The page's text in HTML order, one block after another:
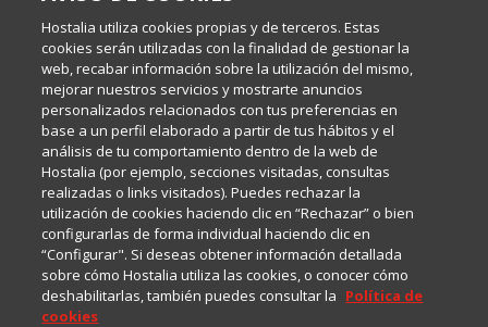
Internet y Tecnología.
Política de privacidad
Política de cookies
Aviso legal
Hostalia utiliza cookies propias y de terceros. Estas
cookies serán utilizadas con la finalidad de gestionar la
web, recabar información sobre la utilización del mismo,
mejorar nuestros servicios y mostrarte anuncios
personalizados relacionados con tus preferencias en
base a un perfil elaborado a partir de tus hábitos y el
análisis de tu comportamiento dentro de la web de
Hostalia (por ejemplo, secciones visitadas, consultas
realizadas o links visitados). Puedes rechazar la
utilización de cookies haciendo clic en “Rechazar” o bien
configurarlas de forma individual haciendo clic en
“Configurar". Si deseas obtener información detallada
sobre cómo Hostalia utiliza las cookies, o conocer cómo
deshabilitarlas, también puedes consultar la Política de
cookies